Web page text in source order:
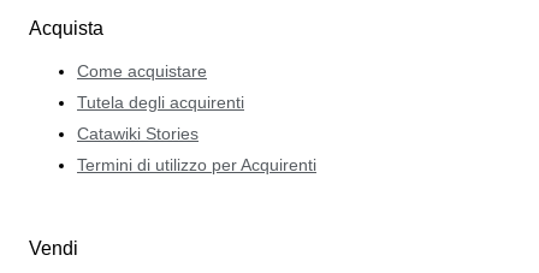
Acquista
Come acquistare
Tutela degli acquirenti
Catawiki Stories
Termini di utilizzo per Acquirenti
Vendi